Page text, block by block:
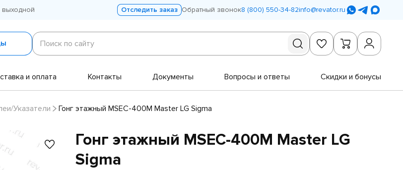
выходной Отследить заказ Обратный звонок8 (800) 550-34-82info@revator.ru
Поиск
по
сайту
Поиск по сайту
и оплата Контакты Документы Вопросы и ответы Скидки и бонусы
Указатели Гонг этажный MSEC-400M Master LG Sigma
Гонг этажный MSEC-400M Master LG
Sigma